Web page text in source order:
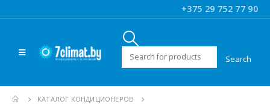
+375 29 752 77 90
Искать:
КАТАЛОГ КОНДИЦИОНЕРОВ